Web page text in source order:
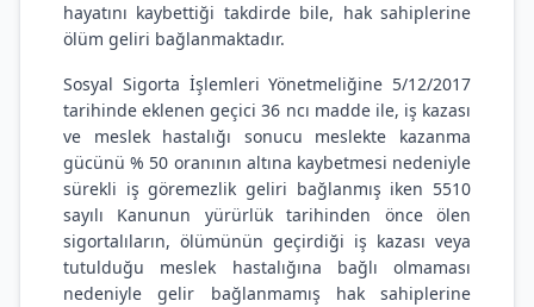
hayatını kaybettiği takdirde bile, hak sahiplerine
ölüm geliri bağlanmaktadır.
Sosyal Sigorta İşlemleri Yönetmeliğine 5/12/2017
tarihinde eklenen geçici 36 ncı madde ile, iş kazası
ve meslek hastalığı sonucu meslekte kazanma
gücünü % 50 oranının altına kaybetmesi nedeniyle
sürekli iş göremezlik geliri bağlanmış iken 5510
sayılı Kanunun yürürlük tarihinden önce ölen
sigortalıların, ölümünün geçirdiği iş kazası veya
tutulduğu meslek hastalığına bağlı olmaması
nedeniyle gelir bağlanmamış hak sahiplerine